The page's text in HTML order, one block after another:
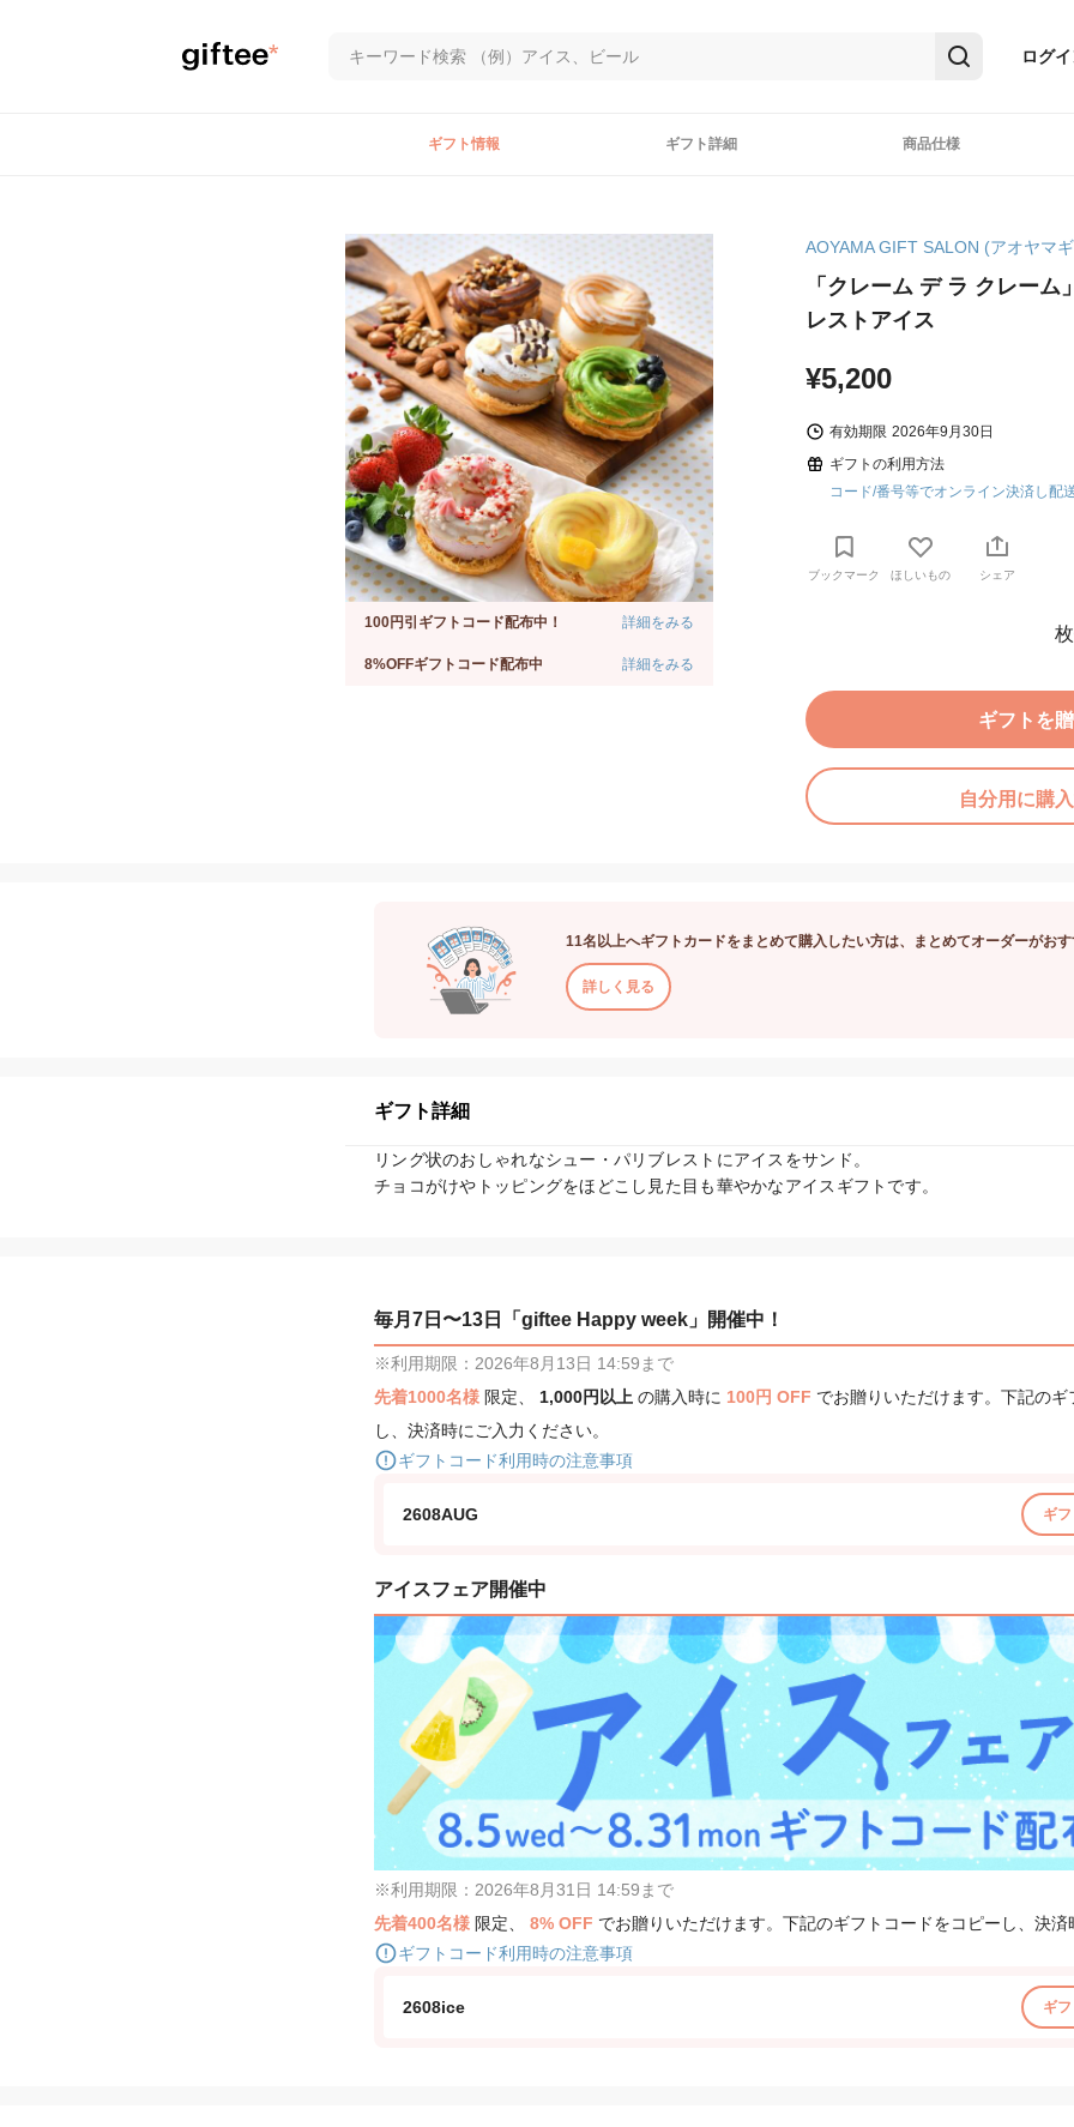
ログ
ギフト情報 ギフト詳細 商品仕様
100円引ギフトコード配布中！ 詳細をみる
8%OFFギフトコード配布中 詳細をみる
AOYAMA GIFT SALON (アオヤマ
「クレーム デ ラ クレー
レストアイス
¥5,200
有効期限 2026年9月30日
ギフトの利用方法
コード/番号等でオンライン決済し配
ブックマーク ほしいもの シェア
ギフトを
自分用に購
11名以上へギフトカードをまとめて購入したい方は、まとめてオーダーがおす
詳しく見る
ギフト詳細
リング状のおしゃれなシュー・パリブレストにアイスをサンド。
チョコがけやトッピングをほどこし見た目も華やかなアイスギフトです。
毎月7日〜13日「giftee Happy week」開催中！
※利用期限：2026年8月13日 14:59まで
先着1000名様 限定、 1,000円以上 の購入時に 100円 OFF でお贈りいただけます。下記の
し、決済時にご入力ください。
ギフトコード利用時の注意事項
2608AUG ギ
アイスフェア開催中
※利用期限：2026年8月31日 14:59まで
先着400名様 限定、 8% OFF でお贈りいただけます。下記のギフトコードをコピーし、決済
ギフトコード利用時の注意事項
2608ice ギ